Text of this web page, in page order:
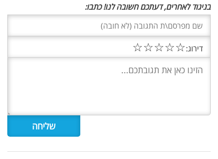
בניגוד לאחרים, דעתכם חשובה לנו! כתבו:
דירוג:☆
☆
☆
☆
☆